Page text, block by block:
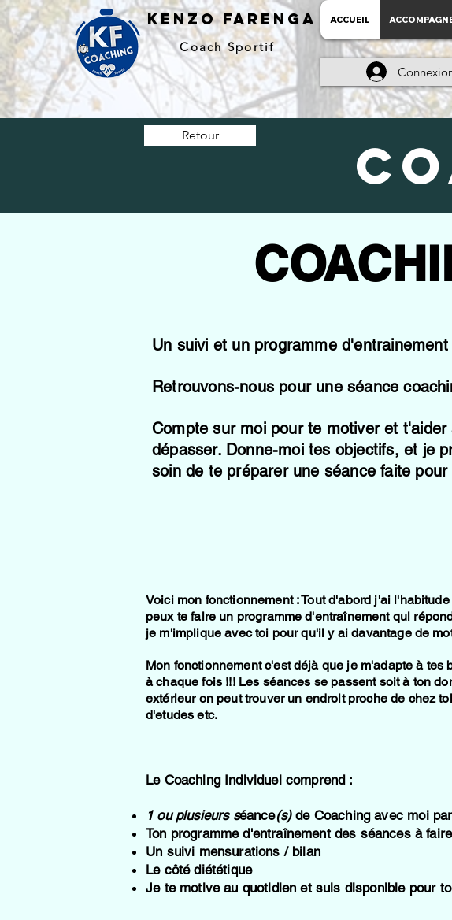
kENZO farenga
Coach Sportif
ACCUEIL
Retour
Un suivi et un programme
Retrouvons-nous pour une séance
Compte sur moi pour te motiver et t'aider
dépasser. Donne-moi tes objectifs, et je
soin de te préparer une séance faite pour
Voici mon fonctionnement : Tout d'abord j'ai
peux te faire un programme d'entraînement qui
je m'implique avec toi pour qu'il y ai davantage de
Mon fonctionnement c'est déjà que je m'adapte à
à chaque fois !!! Les séances se passent soit à ton
extérieur on peut trouver un endroit proche de chez
d'etudes etc.
Le Coaching Individuel comprend :
1 ou plusieurs séance(s)de Coaching avec moi
Ton programme d'entraînement des séances à
Un suivi mensurations / bilan
Le côté diététique
Je te motive au quotidien et suis disponible pour